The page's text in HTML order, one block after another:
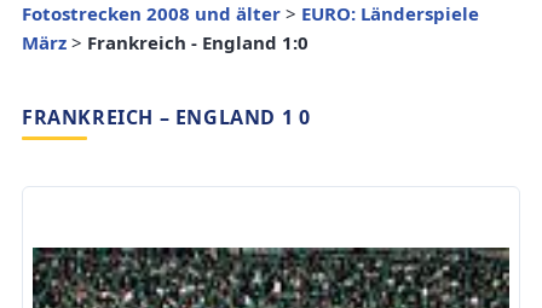
Fotostrecken 2008 und älter > EURO: Länderspiele
März > Frankreich - England 1:0
FRANKREICH – ENGLAND 1 0